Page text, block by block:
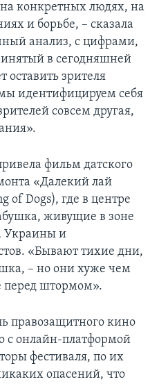
конкретных людях, на
и борьбе, – сказала
анализ, с цифрами,
в сегодняшней
оставить зрителя
идентифицируем себя
совсем другая,
фильм датского
«Далекий лай
of Dogs), где в центре
живущие в зоне
Украины и
«Бывают тихие дни,
– но они хуже чем
перед штормом».
правозащитного кино
с онлайн-платформой
фестиваля, по их
опасений, что